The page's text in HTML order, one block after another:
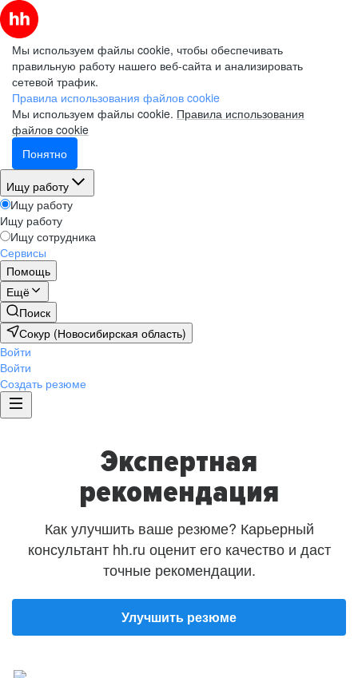
Мы используем файлы cookie, чтобы обеспечивать
правильную работу нашего веб-сайта и анализировать
сетевой трафик.
Правила использования файлов cookie
Мы используем файлы cookie. Правила использования
файлов cookie
Понятно
Ищу работу
Ищу работу
Ищу работу
Ищу сотрудника
Сервисы
Помощь
Ещё
Поиск
Сокур (Новосибирская область)
Войти
Войти
Создать резюме
Экспертная
рекомендация
Как улучшить ваше резюме? Карьерный
консультант hh.ru оценит его качество и даст
точные рекомендации.
Улучшить резюме